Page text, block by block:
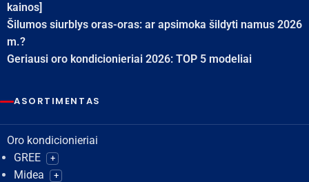
kainos]
Šilumos siurblys oras-oras: ar apsimoka šildyti namus 2026
m.?
Geriausi oro kondicionieriai 2026: TOP 5 modeliai
ASORTIMENTAS
Oro kondicionieriai
GREE
+
Midea +